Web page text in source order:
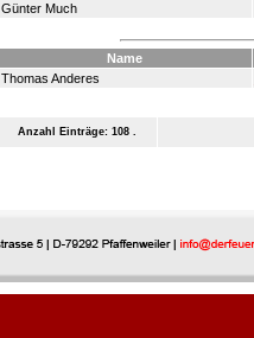
Günter Much
Name
Thomas Anderes
Anzahl Einträge: 108 .